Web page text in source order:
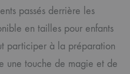
passés derrière les
en tailles pour enfants
participer à la préparation
une touche de magie et de